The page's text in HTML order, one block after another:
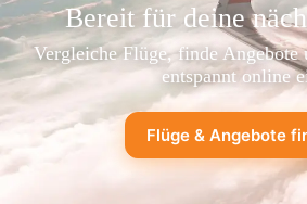
Bereit für deine
Vergleiche Flüge, finde Angebote
entspannt online
Flüge & Angebote